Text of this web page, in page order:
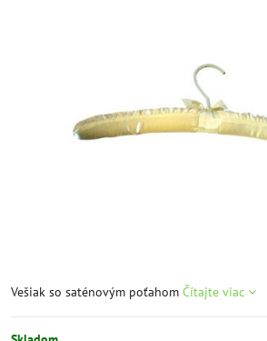
Vešiak so saténovým poťahom Čítajte viac